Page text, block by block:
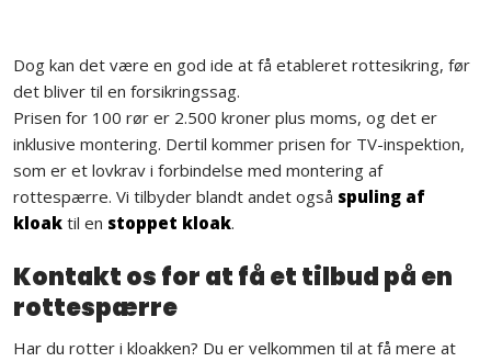
​Dog kan det være en god ide at få etableret rottesikring, før
det bliver til en forsikringssag.​
​Prisen for 100 rør er 2.500 kroner plus moms, og det er
inklusive montering. Dertil kommer prisen for TV-inspektion,
som er et lovkrav i forbindelse med montering af
rottespærre. Vi tilbyder blandt andet også spuling af
kloaktil en stoppet kloak.
​Kontakt os for at få et tilbud på en
rottespærre
Har du rotter i kloakken? Du er velkommen til at få mere at